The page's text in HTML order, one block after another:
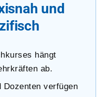
und
hängt
ab.
Dozenten verfügen